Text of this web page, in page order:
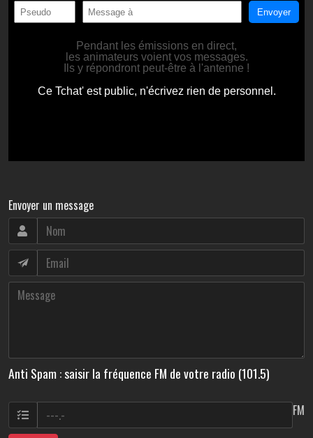
Envoyer un message
Anti Spam : saisir la fréquence FM de votre radio (101.5)
FM